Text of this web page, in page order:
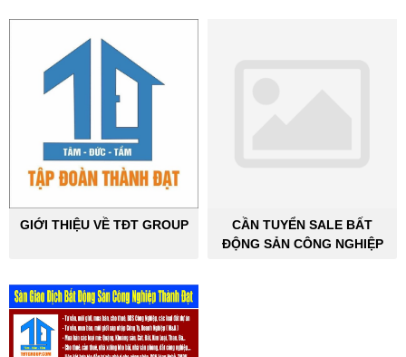
GIỚI THIỆU VỀ TĐT GROUP
CẦN TUYỂN SALE BẤT
ĐỘNG SẢN CÔNG NGHIỆP